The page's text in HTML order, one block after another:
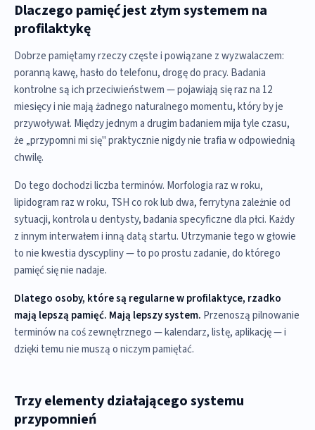
Dlaczego pamięć jest złym systemem na
profilaktykę
Dobrze pamiętamy rzeczy częste i powiązane z wyzwalaczem:
poranną kawę, hasło do telefonu, drogę do pracy. Badania
kontrolne są ich przeciwieństwem — pojawiają się raz na 12
miesięcy i nie mają żadnego naturalnego momentu, który by je
przywoływał. Między jednym a drugim badaniem mija tyle czasu,
że „przypomni mi się" praktycznie nigdy nie trafia w odpowiednią
chwilę.
Do tego dochodzi liczba terminów. Morfologia raz w roku,
lipidogram raz w roku, TSH co rok lub dwa, ferrytyna zależnie od
sytuacji, kontrola u dentysty, badania specyficzne dla płci. Każdy
z innym interwałem i inną datą startu. Utrzymanie tego w głowie
to nie kwestia dyscypliny — to po prostu zadanie, do którego
pamięć się nie nadaje.
Dlatego osoby, które są regularne w profilaktyce, rzadko
mają lepszą pamięć. Mają lepszy system. Przenoszą pilnowanie
terminów na coś zewnętrznego — kalendarz, listę, aplikację — i
dzięki temu nie muszą o niczym pamiętać.
Trzy elementy działającego systemu
przypomnień